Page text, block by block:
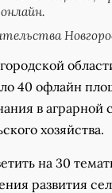
40 офлайн
в
хозяйства.
на 30
развития